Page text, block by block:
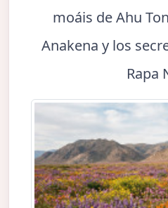
moáis de Ahu
Anakena y los
Rapa